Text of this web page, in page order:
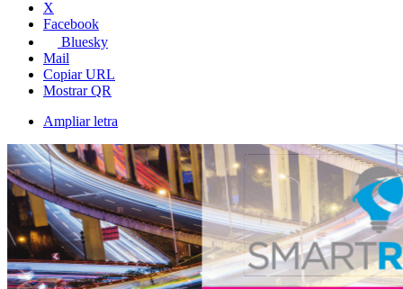
X
Facebook
Bluesky
Mail
Copiar URL
Mostrar QR
Ampliar letra